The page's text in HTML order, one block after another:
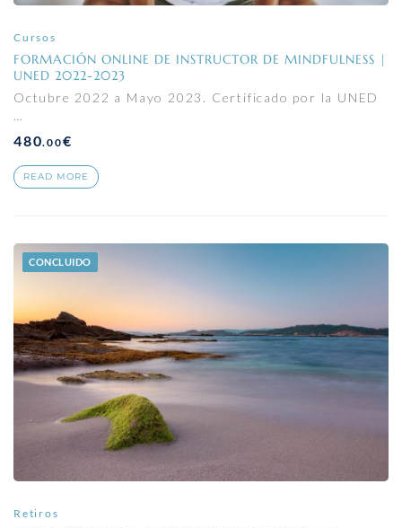
Cursos
FORMACIÓN ONLINE DE INSTRUCTOR DE MINDFULNESS |
UNED 2022-2023
Octubre 2022 a Mayo 2023. Certificado por la UNED
…
480.00€
READ MORE
CONCLUIDO
Retiros